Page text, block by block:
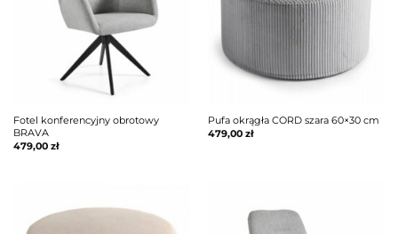
Fotel konferencyjny obrotowy
BRAVA
479,00 zł
Pufa okrągła CORD szara 60×30 cm
479,00 zł